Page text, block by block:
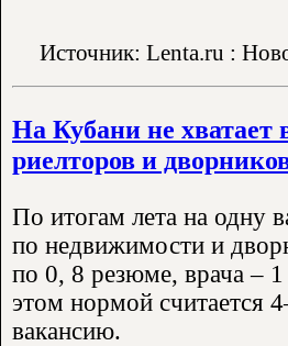
Источник: Lenta.ru :
На Кубани не хватает
риелторов и
По итогам лета на одну
по недвижимости и
по 0, 8 резюме, врача –
этом нормой считается
вакансию.